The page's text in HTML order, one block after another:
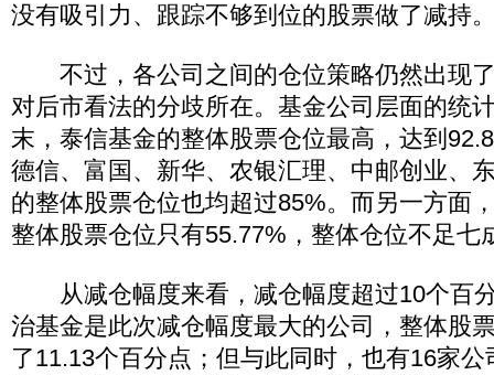
没有吸引力、跟踪不够到位的股票做了减持
不过，各公司之间的仓位策略仍然出现
对后市看法的分歧所在。基金公司层面的统
末，泰信基金的整体股票仓位最高，达到
德信、富国、新华、农银汇理、中邮创业、
的整体股票仓位也均超过85%。而另一方面
整体股票仓位只有55.77%，整体仓位不足七
从减仓幅度来看，减仓幅度超过10个百
治基金是此次减仓幅度最大的公司，整体股
了11.13个百分点；但与此同时，也有16家